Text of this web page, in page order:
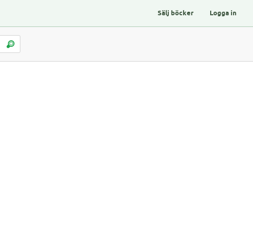
Sälj böcker Logga in